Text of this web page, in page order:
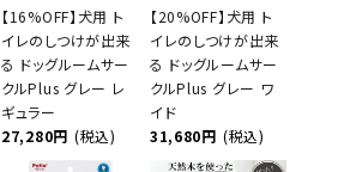
【16%OFF】犬用 ト
イレのしつけが出来
る ドッグルームサー
クルPlus グレー レ
ギュラー
27,280円 (税込)
【20%OFF】犬用 ト
イレのしつけが出来
る ドッグルームサー
クルPlus グレー ワ
イド
31,680円 (税込)